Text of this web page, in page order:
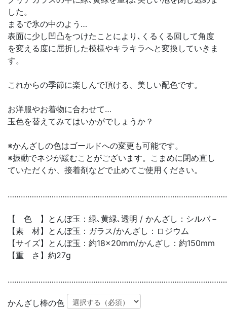
した。
まるで氷の中のよう…
表面に少し凹凸をつけたことにより､くるくる回して角度
を変える度に屈折した模様やキラキラへと変換していきま
す。
これからの季節に楽しんで頂ける、美しい配色です。
お洋服やお着物に合わせて…
玉色を替えてみてはいかがでしょうか？
※かんざしの色はゴールドへの変更も可能です。
※振動でネジが緩むことがございます。こまめに閉め直し
ていただくか、接着剤などで止めてご使用ください。
【 色 】とんぼ玉：緑､黄緑､透明 / かんざし：シルバ－
【素 材】とんぼ玉：ガラス/かんざし：ロジウム
【サイズ】とんぼ玉：約18×20mm/かんざし：約150mm
【重 さ】約27g
かんざし棒の色